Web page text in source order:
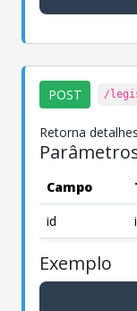
POST /
Retorna
Campo
id
Exemplo